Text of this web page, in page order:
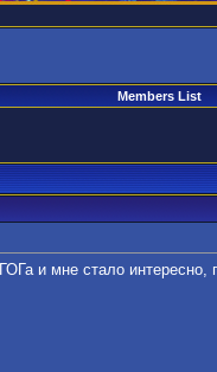
Members List
и мне стало интересно,